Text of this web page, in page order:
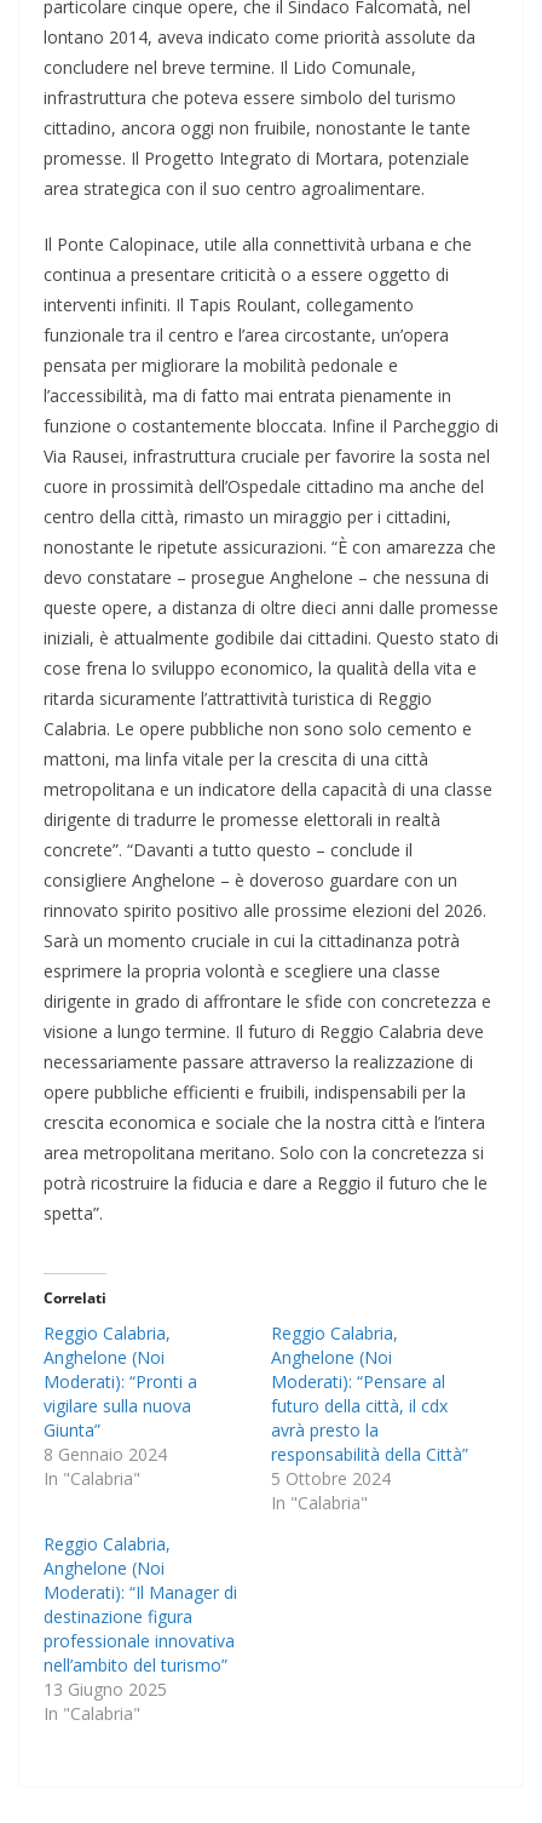
particolare cinque opere, che il Sindaco Falcomatà, nel
lontano 2014, aveva indicato come priorità assolute da
concludere nel breve termine. Il Lido Comunale,
infrastruttura che poteva essere simbolo del turismo
cittadino, ancora oggi non fruibile, nonostante le tante
promesse. Il Progetto Integrato di Mortara, potenziale
area strategica con il suo centro agroalimentare.
Il Ponte Calopinace, utile alla connettività urbana e che
continua a presentare criticità o a essere oggetto di
interventi infiniti. Il Tapis Roulant, collegamento
funzionale tra il centro e l’area circostante, un’opera
pensata per migliorare la mobilità pedonale e
l’accessibilità, ma di fatto mai entrata pienamente in
funzione o costantemente bloccata. Infine il Parcheggio di
Via Rausei, infrastruttura cruciale per favorire la sosta nel
cuore in prossimità dell’Ospedale cittadino ma anche del
centro della città, rimasto un miraggio per i cittadini,
nonostante le ripetute assicurazioni. “È con amarezza che
devo constatare – prosegue Anghelone – che nessuna di
queste opere, a distanza di oltre dieci anni dalle promesse
iniziali, è​ attualmente godibile dai cittadini. Questo stato di
cose frena lo sviluppo economico, la qualità della vita e
ritarda sicuramente l’attrattività turistica di Reggio
Calabria. Le opere pubbliche non sono solo cemento e
mattoni, ma linfa vitale per la crescita di una città
metropolitana e un indicatore della capacità di una classe
dirigente di tradurre le promesse elettorali in realtà
concrete”. “Davanti a tutto questo – conclude il
consigliere Anghelone – è doveroso guardare con un
rinnovato spirito positivo alle prossime elezioni del 2026.
Sarà un momento cruciale in cui la cittadinanza potrà
esprimere la propria volontà e scegliere una classe
dirigente in grado di affrontare le sfide con concretezza e
visione a lungo termine. Il futuro di Reggio Calabria deve
necessariamente passare attraverso la realizzazione di
opere pubbliche efficienti e fruibili, indispensabili per la
crescita economica e sociale che la nostra città e l’intera
area metropolitana meritano. Solo con la concretezza si
potrà ricostruire la fiducia e dare a Reggio il futuro che le
spetta”.​
Correlati
Reggio Calabria,
Anghelone (Noi
Moderati): “Pronti a
vigilare sulla nuova
Giunta”
8 Gennaio 2024
In "Calabria"
Reggio Calabria,
Anghelone (Noi
Moderati): “Pensare al
futuro della città, il cdx
avrà presto la
responsabilità della Città”
5 Ottobre 2024
In "Calabria"
Reggio Calabria,
Anghelone (Noi
Moderati): “Il Manager di
destinazione figura
professionale innovativa
nell’ambito del turismo”
13 Giugno 2025
In "Calabria"